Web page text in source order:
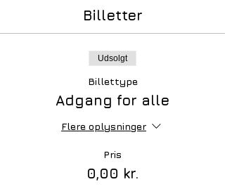
Billetter
Udsolgt
Billettype
Adgang for alle
Flere oplysninger
Pris
0,00 kr.